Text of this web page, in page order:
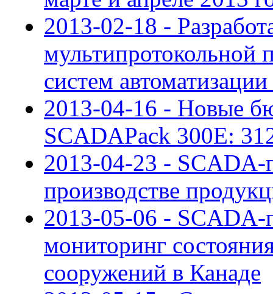
2013-02-18 -
мультипротокольной
систем
2013-04-16 - Новые
SCADAPack 300E:
2013-04-23 - SCADA-
производстве
2013-05-06 - SCADA-
мониторинг
сооружений в Канаде